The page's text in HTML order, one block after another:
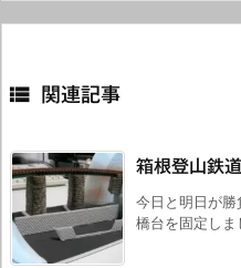
 関連記事
箱根登山鉄
今日と明日が勝
橋台を固定し